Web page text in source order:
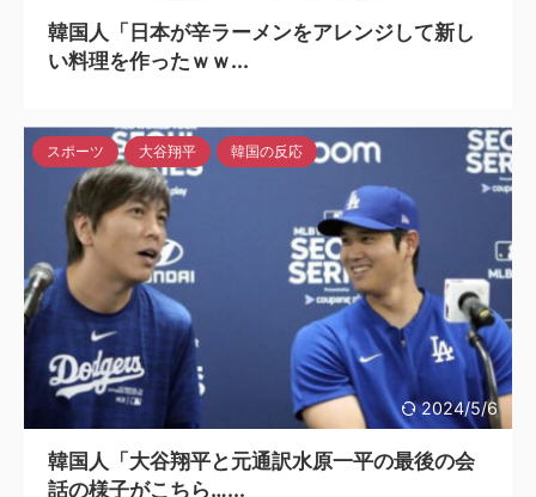
韓国人「日本が辛ラーメンをアレンジして新し
い料理を作ったｗｗ...
2024/5/6
スポーツ 大谷翔平 韓国の反応
韓国人「大谷翔平と元通訳水原一平の最後の会
話の様子がこちら…...